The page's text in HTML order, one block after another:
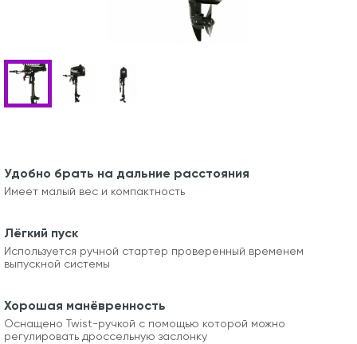
Удобно брать на дальние расстояния
Имеет малый вес и компактность
Лёгкий пуск
Используется ручной стартер проверенный временем
выпускной системы
Хорошая манёвренность
Оснащено Twist-ручкой с помощью которой можно
регулировать дроссельную заслонку